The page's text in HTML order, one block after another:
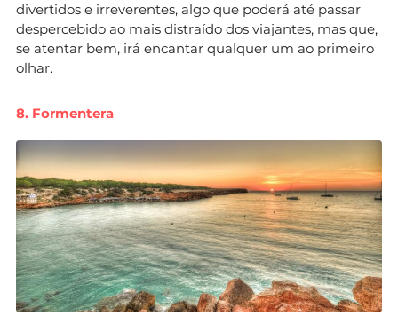
divertidos e irreverentes, algo que poderá até passar
despercebido ao mais distraído dos viajantes, mas que,
se atentar bem, irá encantar qualquer um ao primeiro
olhar.
8. Formentera